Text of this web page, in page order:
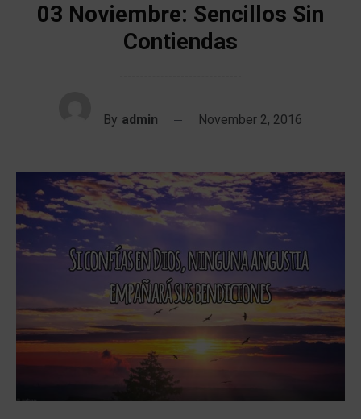
03 Noviembre: Sencillos Sin
Contiendas
By admin November 2, 2016